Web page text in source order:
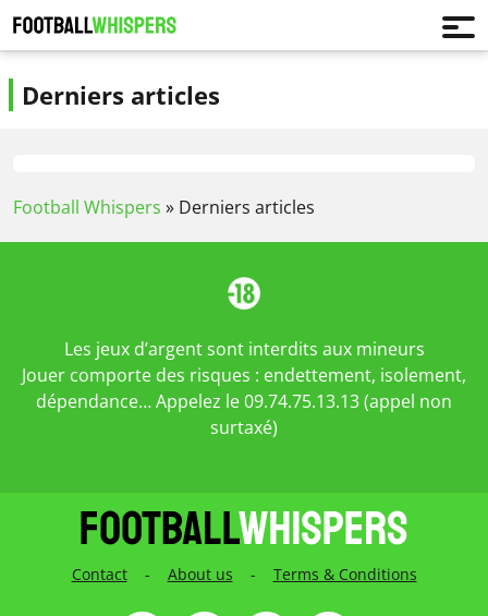
Derniers articles
Football Whispers » Derniers articles
Les jeux d’argent sont interdits aux mineurs
Jouer comporte des risques : endettement, isolement,
dépendance… Appelez le 09.74.75.13.13 (appel non
surtaxé)
Contact - About us - Terms & Conditions